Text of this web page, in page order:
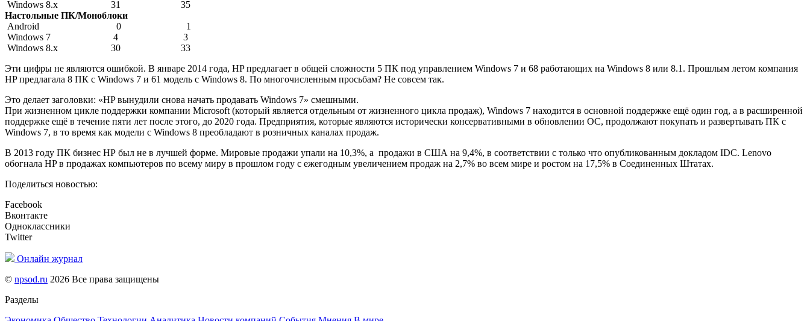
Windows 8.x 31 35
Настольные ПК/Моноблоки
Android 0 1
Windows 7 4 3
Windows 8.x 30 33
Эти цифры не являются ошибкой. В январе 2014 года, HP предлагает в общей сложности 5 ПК под управлением Windows 7 и 68 работающих на Windows 8 или 8.1. Прошлым летом компания
HP предлагала 8 ПК с Windows 7 и 61 модель с Windows 8. По многочисленным просьбам? Не совсем так.
Это делает заголовки: «HP вынудили снова начать продавать Windows 7» смешными.
При жизненном цикле поддержки компании Microsoft (который является отдельным от жизненного цикла продаж), Windows 7 находится в основной поддержке ещё один год, а в расширенной
поддержке ещё в течение пяти лет после этого, до 2020 года. Предприятия, которые являются исторически консервативными в обновлении ОС, продолжают покупать и развертывать ПК с
Windows 7, в то время как модели с Windows 8 преобладают в розничных каналах продаж.
В 2013 году ПК бизнес НР был не в лучшей форме. Мировые продажи упали на 10,3%, а продажи в США на 9,4%, в соответствии с только что опубликованным докладом IDC. Lenovo
обогнала HP в продажах компьютеров по всему миру в прошлом году с ежегодным увеличением продаж на 2,7% во всем мире и ростом на 17,5% в Соединенных Штатах.
Поделиться новостью:
Facebook
Вконтакте
Одноклассники
Twitter
Онлайн журнал
© npsod.ru 2026 Все права защищены
Разделы